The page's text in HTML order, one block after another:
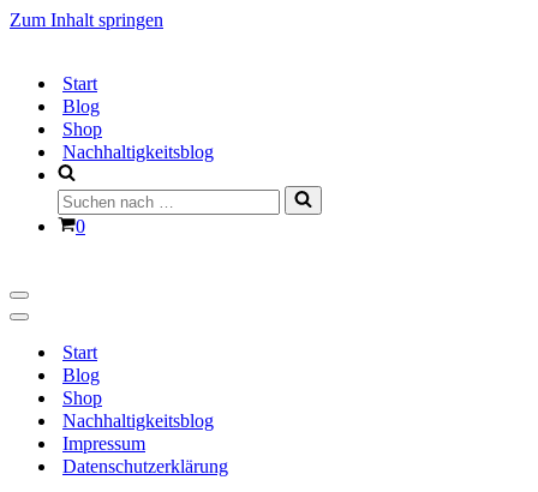
Zum Inhalt springen
Start
Blog
Shop
Nachhaltigkeitsblog
Suchen
nach …
Warenkorb
0
Navigationsmenü
Navigationsmenü
Start
Blog
Shop
Nachhaltigkeitsblog
Impressum
Datenschutzerklärung